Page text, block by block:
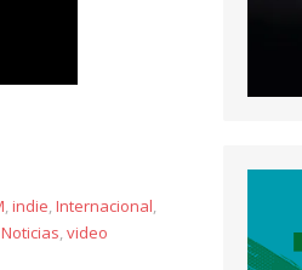
,indie,Internacional,
,video